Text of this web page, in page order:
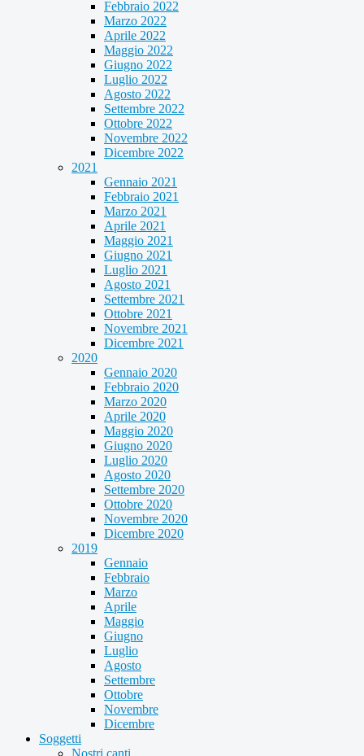
Febbraio 2022
Marzo 2022
Aprile 2022
Maggio 2022
Giugno 2022
Luglio 2022
Agosto 2022
Settembre 2022
Ottobre 2022
Novembre 2022
Dicembre 2022
2021
Gennaio 2021
Febbraio 2021
Marzo 2021
Aprile 2021
Maggio 2021
Giugno 2021
Luglio 2021
Agosto 2021
Settembre 2021
Ottobre 2021
Novembre 2021
Dicembre 2021
2020
Gennaio 2020
Febbraio 2020
Marzo 2020
Aprile 2020
Maggio 2020
Giugno 2020
Luglio 2020
Agosto 2020
Settembre 2020
Ottobre 2020
Novembre 2020
Dicembre 2020
2019
Gennaio
Febbraio
Marzo
Aprile
Maggio
Giugno
Luglio
Agosto
Settembre
Ottobre
Novembre
Dicembre
Soggetti
Nostri canti